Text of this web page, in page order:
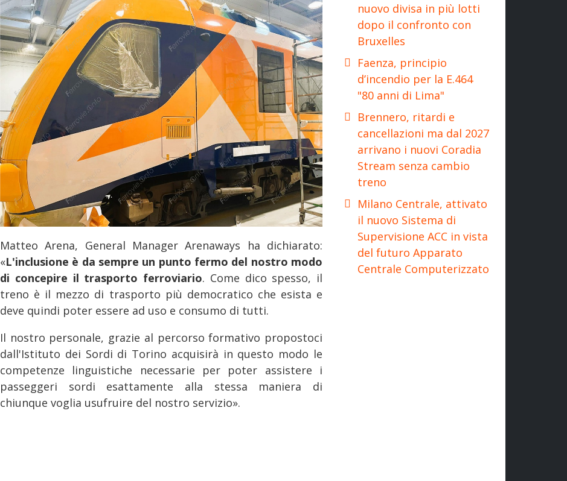
Matteo Arena, General Manager Arenaways ha dichiarato:
«L'inclusione è da sempre un punto fermo del nostro modo
di concepire il trasporto ferroviario. Come dico spesso, il
treno è il mezzo di trasporto più democratico che esista e
deve quindi poter essere ad uso e consumo di tutti.
Il nostro personale, grazie al percorso formativo propostoci
dall'Istituto dei Sordi di Torino acquisirà in questo modo le
competenze linguistiche necessarie per poter assistere i
passeggeri sordi esattamente alla stessa maniera di
chiunque voglia usufruire del nostro servizio».
nuovo divisa in più lotti
dopo il confronto con
Bruxelles
Faenza, principio
d’incendio per la E.464
"80 anni di Lima"
Brennero, ritardi e
cancellazioni ma dal 2027
arrivano i nuovi Coradia
Stream senza cambio
treno
Milano Centrale, attivato
il nuovo Sistema di
Supervisione ACC in vista
del futuro Apparato
Centrale Computerizzato